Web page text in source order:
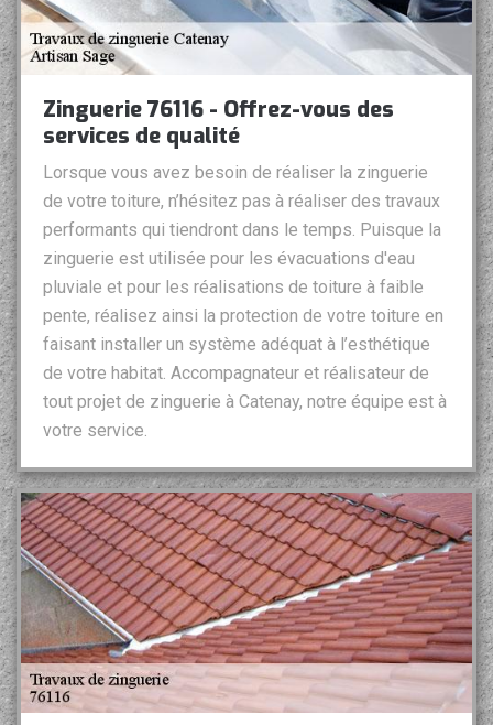
Zinguerie 76116 - Offrez-vous des
services de qualité
Lorsque vous avez besoin de réaliser la zinguerie
de votre toiture, n’hésitez pas à réaliser des travaux
performants qui tiendront dans le temps. Puisque la
zinguerie est utilisée pour les évacuations d'eau
pluviale et pour les réalisations de toiture à faible
pente, réalisez ainsi la protection de votre toiture en
faisant installer un système adéquat à l’esthétique
de votre habitat. Accompagnateur et réalisateur de
tout projet de zinguerie à Catenay, notre équipe est à
votre service.